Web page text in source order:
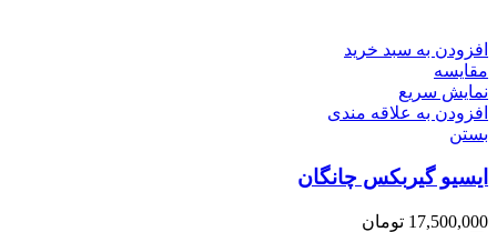
افزودن به سبد خرید
مقایسه
نمایش سریع
افزودن به علاقه مندی
بستن
ایسیو گیربکس چانگان
17,500,000 تومان